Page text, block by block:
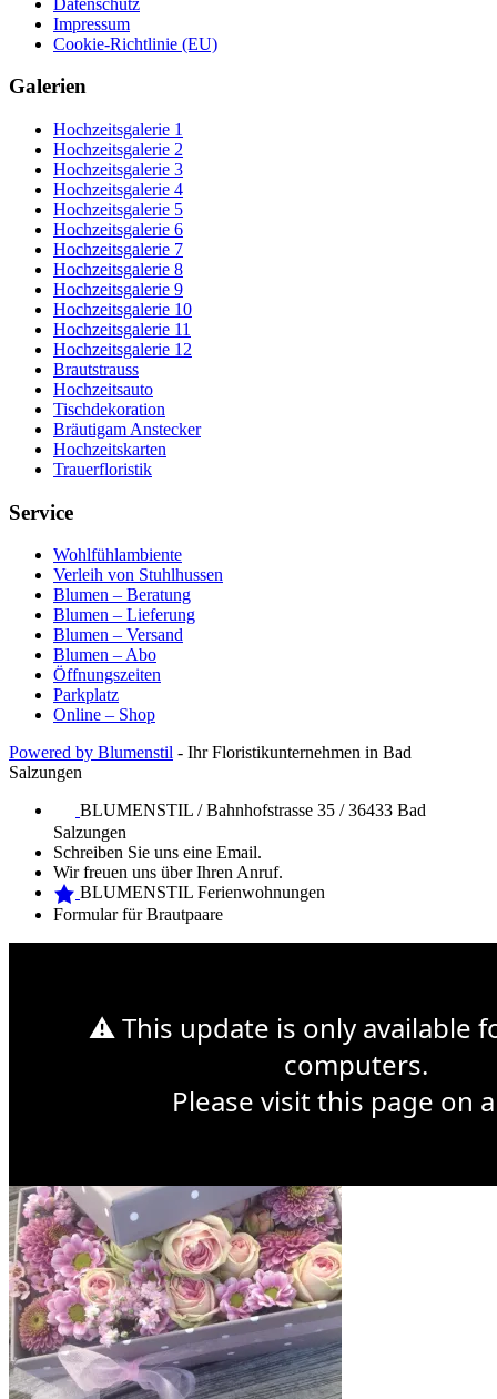
Impressum
Cookie-Richtlinie (EU)
Galerien
Hochzeitsgalerie 1
Hochzeitsgalerie 2
Hochzeitsgalerie 3
Hochzeitsgalerie 4
Hochzeitsgalerie 5
Hochzeitsgalerie 6
Hochzeitsgalerie 7
Hochzeitsgalerie 8
Hochzeitsgalerie 9
Hochzeitsgalerie 10
Hochzeitsgalerie 11
Hochzeitsgalerie 12
Brautstrauss
Hochzeitsauto
Tischdekoration
Bräutigam Anstecker
Hochzeitskarten
Trauerfloristik
Service
Wohlfühlambiente
Verleih von Stuhlhussen
Blumen – Beratung
Blumen – Lieferung
Blumen – Versand
Blumen – Abo
Öffnungszeiten
Parkplatz
Online – Shop
Powered by Blumenstil - Ihr Floristikunternehmen in Bad
Salzungen
BLUMENSTIL / Bahnhofstrasse 35 / 36433 Bad
Salzungen
Schreiben Sie uns eine Email.
Wir freuen uns über Ihren Anruf.
BLUMENSTIL Ferienwohnungen
Formular für Brautpaare
⚠ This update is only available
computers.
Please visit this page on a
Sonntag 14. Mai ist Muttertag